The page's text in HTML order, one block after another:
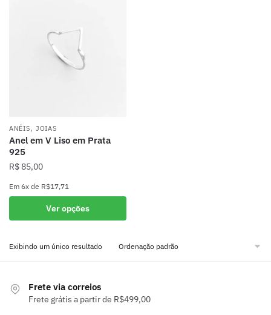
ANÉIS, JOIAS
Anel em V Liso em Prata
925
R$85,00
Em 6x de R$17,71
Ver opções
produto
várias
opções
Exibindo um único resultado
Frete via correios
Frete grátis a partir de R$499,00